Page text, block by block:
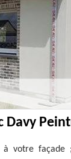
Davy
à votre façade